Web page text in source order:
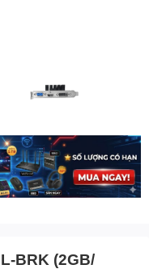
BRK (2GB/